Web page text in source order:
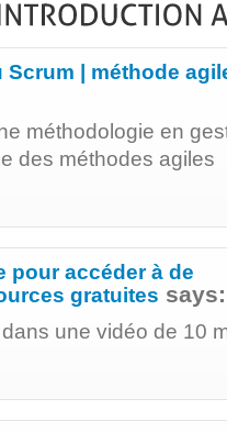
| méthode
méthodologie en
des méthodes agiles
pour accéder à de
gratuites says:
une vidéo de 10